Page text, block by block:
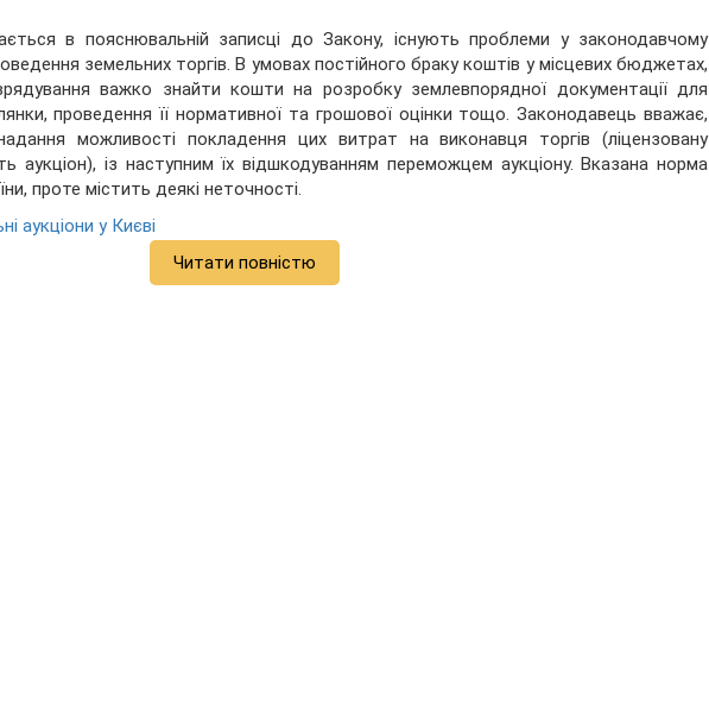
в пояснювальній записці до Закону, існують проблеми у законодавчому
земельних торгів. В умовах постійного браку коштів у місцевих бюджетах,
важко знайти кошти на розробку землевпорядної документації для
проведення її нормативної та грошової оцінки тощо. Законодавець вважає,
можливості покладення цих витрат на виконавця торгів (ліцензовану
аукціон), із наступним їх відшкодуванням переможцем аукціону. Вказана норма
проте містить деякі неточності.
аукціони у Києві
Читати повністю